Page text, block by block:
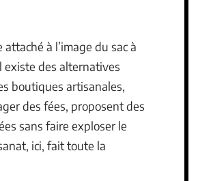
attaché à l’image du sac à
existe des alternatives
boutiques artisanales,
des fées, proposent des
sans faire exploser le
ici, fait toute la